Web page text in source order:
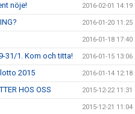
nöje! 2016-02-01 14:19
2016-01-20 11:25
2016-01-18 17:40
31/1. Kom och titta! 2016-01-15 13:06
2015 2016-01-14 12:18
HOS OSS 2015-12-22 11:31
2015-12-21 11:04